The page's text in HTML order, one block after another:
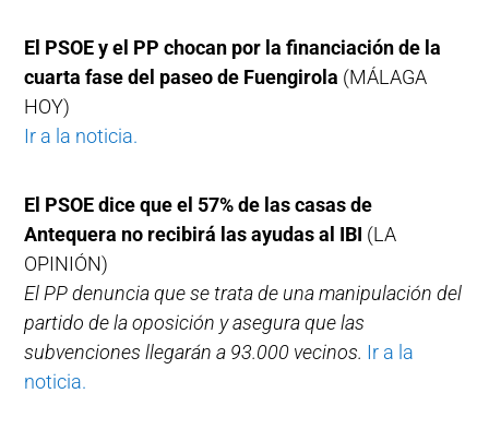
El PSOE y el PP chocan por la financiación de la
cuarta fase del paseo de Fuengirola (MÁLAGA
HOY)
Ir a la noticia.
El PSOE dice que el 57% de las casas de
Antequera no recibirá las ayudas al IBI (LA
OPINIÓN)
El PP denuncia que se trata de una manipulación del
partido de la oposición y asegura que las
subvenciones llegarán a 93.000 vecinos. Ir a la
noticia.